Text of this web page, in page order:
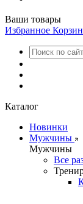
Ваши товары
Избранное
Каталог
Новинки
Мужчины
Мужчины
Все